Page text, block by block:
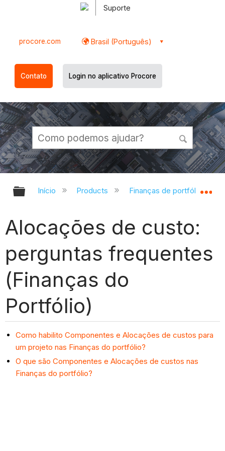
Suporte
procore.com Brasil (Português)
Contato Login no aplicativo Procore
Expandir/recolher hierarquia
Início Products Finanças de portfólio e
Alocações de custo:
perguntas frequentes
(Finanças do
Portfólio)
Como habilito Componentes e Alocações de custos para
um projeto nas Finanças do portfólio?
O que são Componentes e Alocações de custos nas
Finanças do portfólio?